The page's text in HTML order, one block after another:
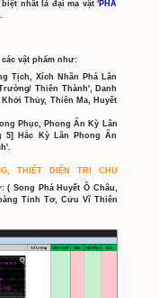
Thiên Hải - Thiên Ma
BẢN ĐỒ THIÊN HẢI
Phó Bản Mới
Bản Đồ Mới
Thu Thập Ngoại Trang
Nhánh Cây Ảo Vọng
Hộ Vệ
Côn